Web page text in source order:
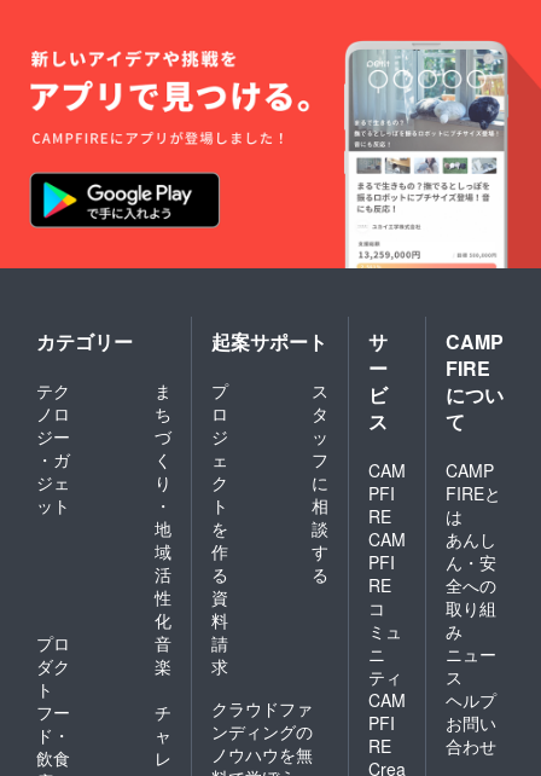
カテゴリー
テク
ノロ
ジー
・ガ
ジェ
ット
ま
ち
づ
く
り
・
地
域
活
性
化
プロ
ダク
ト
音
楽
フー
ド・
飲食
チ
ャ
レ
起案サポート
プ
ロ
ジ
ェ
ク
ト
を
作
る
ス
タ
ッ
フ
に
相
談
す
る
資
料
請
求
クラウドファ
ンディングの
ノウハウを無
サ
ー
ビ
ス
CAM
PFI
RE
CAM
PFI
RE
コ
ミュ
ニ
ティ
CAM
PFI
RE
Crea
CAMP
FIRE
につい
て
CAMP
FIREと
は
あんし
ん・安
全への
取り組
み
ニュー
ス
ヘルプ
お問い
合わせ